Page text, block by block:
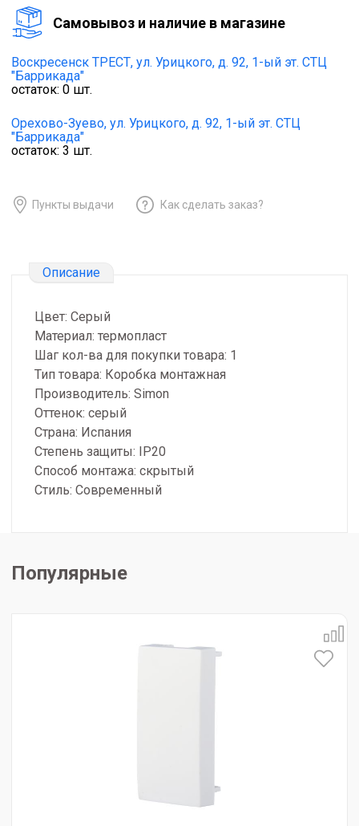
Cамовывоз и наличие в магазине
Воскресенск ТРЕСТ, ул. Урицкого, д. 92, 1-ый эт. СТЦ
"Баррикада"
остаток: 0 шт.
Орехово-Зуево, ул. Урицкого, д. 92, 1-ый эт. СТЦ
"Баррикада"
остаток: 3 шт.
Пункты выдачи Как сделать заказ?
Описание
Цвет: Серый
Материал: термопласт
Шаг кол-ва для покупки товара: 1
Тип товара: Коробка монтажная
Производитель: Simon
Оттенок: серый
Страна: Испания
Степень защиты: IP20
Способ монтажа: скрытый
Стиль: Современный
Популярные